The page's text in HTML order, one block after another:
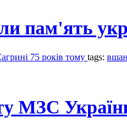
пам'ять
75 років тому tags:
МЗС